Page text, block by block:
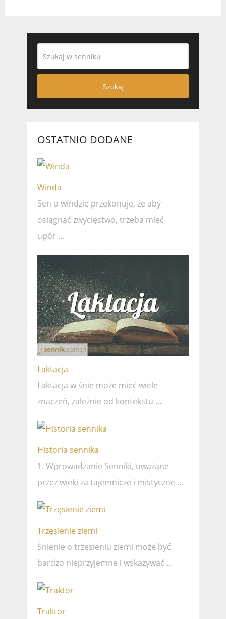
Szukaj
OSTATNIO DODANE
Winda
Sen o windzie przekonuje, że ​​aby
osiągnąć zwycięstwo, trzeba mieć
upór …
Laktacja
Laktacja w śnie może mieć wiele
znaczeń, zależnie od kontekstu …
Historia sennika
1. Wprowadzanie Senniki, uważane
przez wieki za tajemnicze i mistyczne …
Trzęsienie ziemi
Śnienie o trzęsieniu ziemi może być
bardzo nieprzyjemne i wskazywać …
Traktor